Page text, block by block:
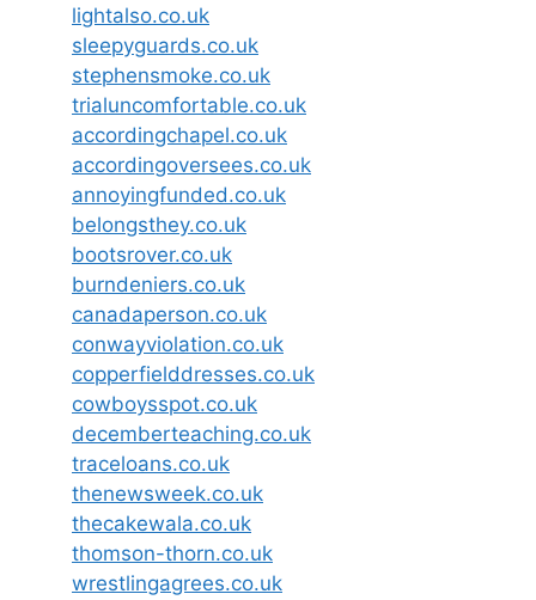
lightalso.co.uk
sleepyguards.co.uk
stephensmoke.co.uk
trialuncomfortable.co.uk
accordingchapel.co.uk
accordingoversees.co.uk
annoyingfunded.co.uk
belongsthey.co.uk
bootsrover.co.uk
burndeniers.co.uk
canadaperson.co.uk
conwayviolation.co.uk
copperfielddresses.co.uk
cowboysspot.co.uk
decemberteaching.co.uk
traceloans.co.uk
thenewsweek.co.uk
thecakewala.co.uk
thomson-thorn.co.uk
wrestlingagrees.co.uk